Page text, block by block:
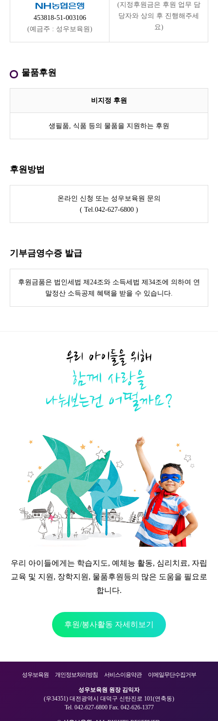
(지정후원금은 후원 업무 담
당자와 상의 후 진행해주세
요)
453818-51-003106
(예금주 : 성우보육원)
물품후원
비지정 후원
생필품, 식품 등의 물품을 지원하는 후원
후원방법
온라인 신청 또는 성우보육원 문의
( Tel.042-627-6800 )
기부금영수증 발급
후원금품은 법인세법 제24조와 소득세법 제34조에 의하여 연
말정산 소득공제 혜택을 받을 수 있습니다.
우리 아이들을 위해
함께 사랑을
나눠보는건 어떨까요?
우리 아이들에게는 학습지도, 예체능 활동, 심리치료, 자립
교육 및 지원, 장학지원, 물품후원등의 많은 도움을 필요로
합니다.
후원/봉사활동 자세히보기
성우보육원 개인정보처리방침 서비스이용약관 이메일무단수집거부
성우보육원 원장 김익자
(우34351) 대전광역시 대덕구 신탄진로 101(연축동)
Tel. 042-627-6800 Fax. 042-626-1377